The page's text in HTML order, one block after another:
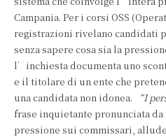
Campania. Per i corsi OSS
registrazioni rivelano candidati
senza sapere cosa sia la
l’inchiesta documenta uno
e il titolare di un ente che
una candidata non idonea.
“I
frase inquietante pronunciata
pressione sui commissari,